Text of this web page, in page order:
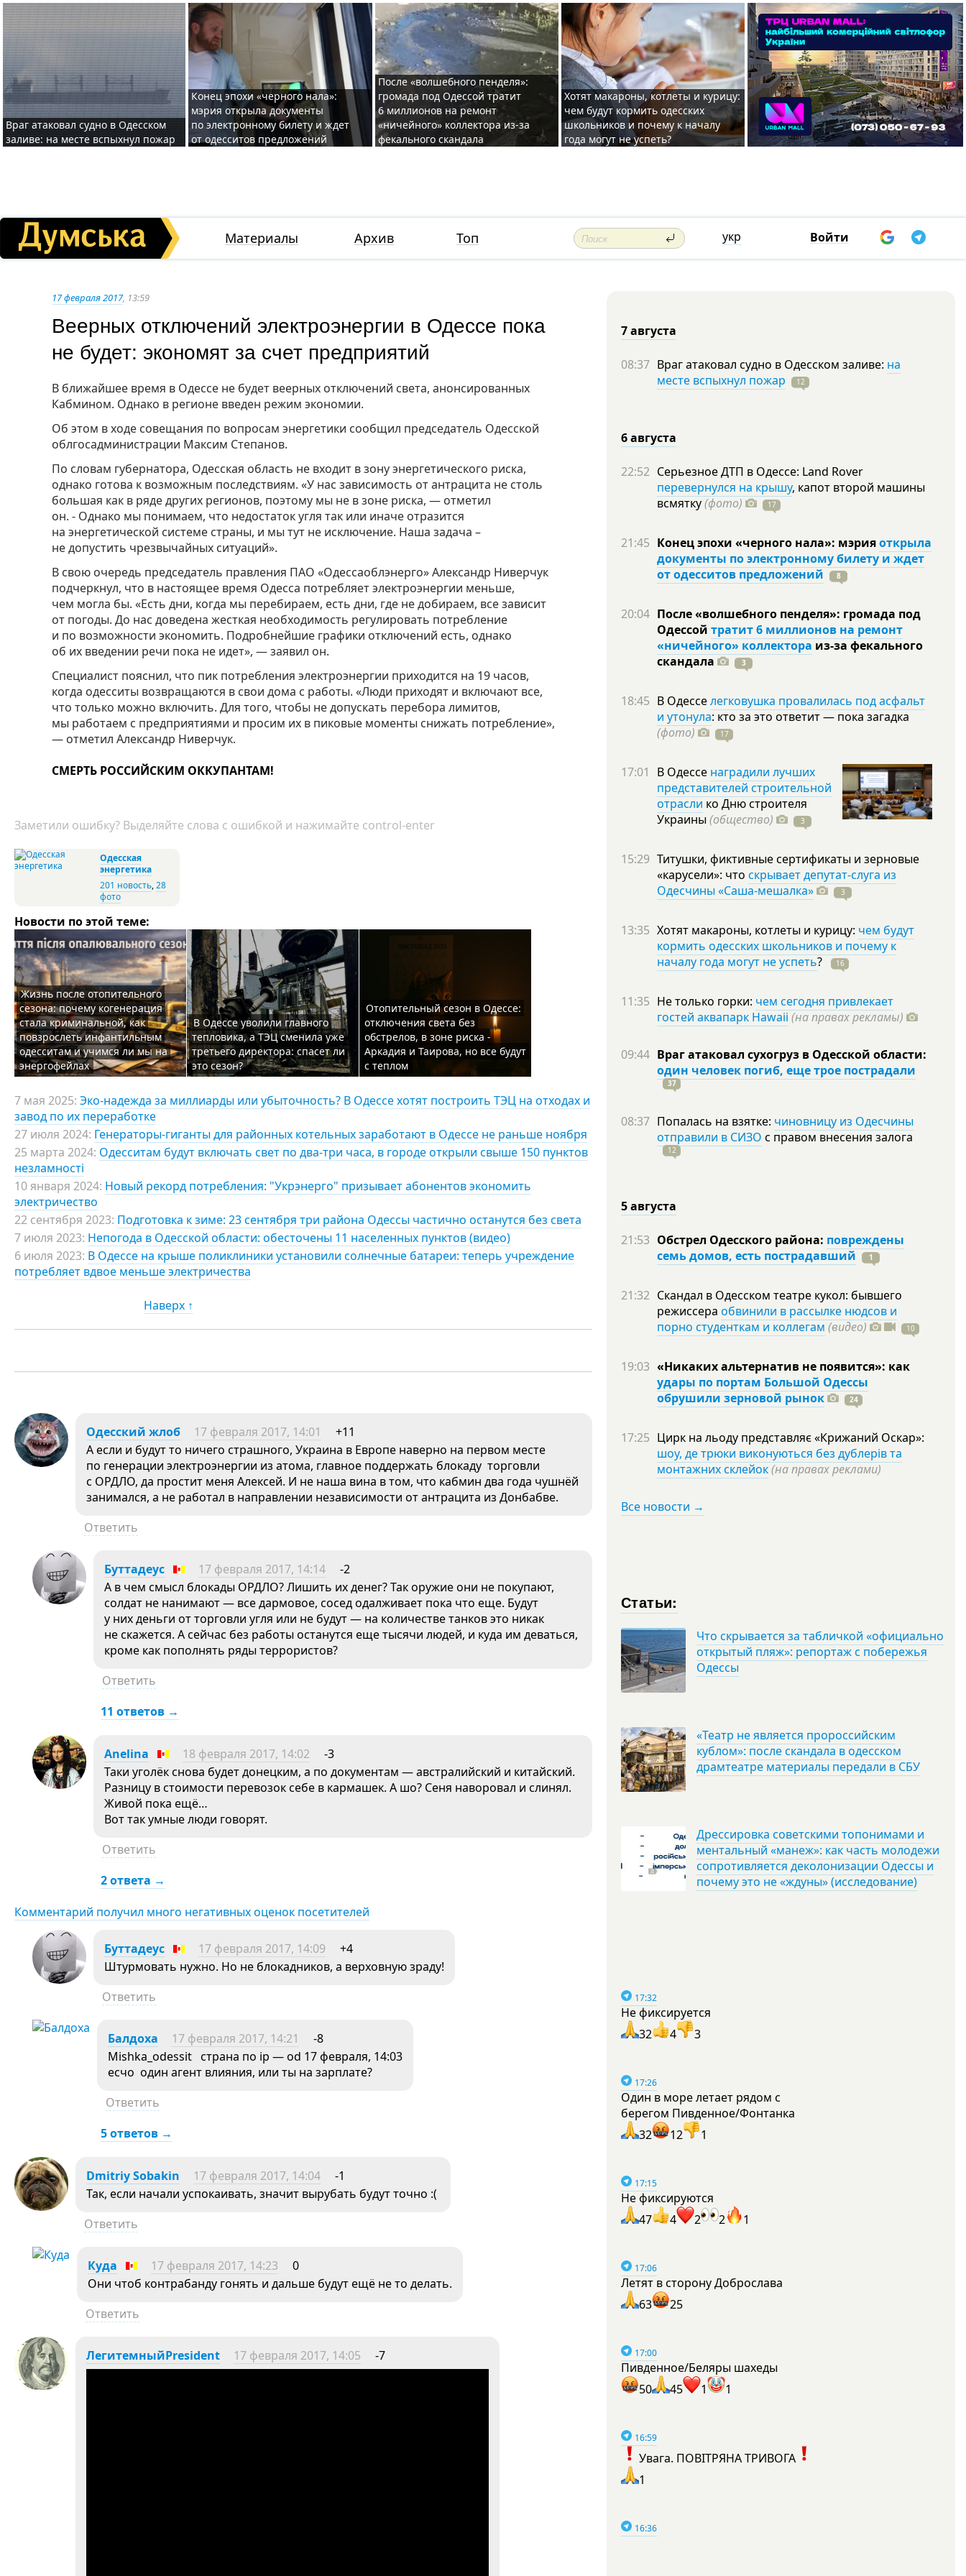
Враг атаковал судно в Одесском
заливе: на месте вспыхнул пожар
Конец эпохи «черного нала»:
мэрия открыла документы
по электронному билету и ждет
от одесситов предложений
После «волшебного пенделя»:
громада под Одессой тратит
6 миллионов на ремонт
«ничейного» коллектора из-за
фекального скандала
Хотят макароны, котлеты и курицу:
чем будут кормить одесских
школьников и почему к началу
года могут не успеть?
Материалы Архив Топ укр Войти
17 февраля 2017, 13:59
Веерных отключений электроэнергии в Одессе пока
не будет: экономят за счет предприятий
В ближайшее время в Одессе не будет веерных отключений света, анонсированных
Кабмином. Однако в регионе введен режим экономии.
Об этом в ходе совещания по вопросам энергетики сообщил председатель Одесской
облгосадминистрации Максим Степанов.
По словам губернатора, Одесская область не входит в зону энергетического риска,
однако готова к возможным последствиям. «У нас зависимость от антрацита не столь
большая как в ряде других регионов, поэтому мы не в зоне риска, — отметил
он. - Однако мы понимаем, что недостаток угля так или иначе отразится
на энергетической системе страны, и мы тут не исключение. Наша задача –
не допустить чрезвычайных ситуаций».
В свою очередь председатель правления ПАО «Одессаоблэнерго» Александр Ниверчук
подчеркнул, что в настоящее время Одесса потребляет электроэнергии меньше,
чем могла бы. «Есть дни, когда мы перебираем, есть дни, где не добираем, все зависит
от погоды. До нас доведена жесткая необходимость регулировать потребление
и по возможности экономить. Подробнейшие графики отключений есть, однако
об их введении речи пока не идет», — заявил он.
Специалист пояснил, что пик потребления электроэнергии приходится на 19 часов,
когда одесситы возвращаются в свои дома с работы. «Люди приходят и включают все,
что только можно включить. Для того, чтобы не допускать перебора лимитов,
мы работаем с предприятиями и просим их в пиковые моменты снижать потребление»,
— отметил Александр Ниверчук.
СМЕРТЬ РОССИЙСКИМ ОККУПАНТАМ!
Заметили ошибку? Выделяйте слова с ошибкой и нажимайте control-enter
Одесская
энергетика
201 новость,28
фото
Новости по этой теме:
Жизнь после отопительного
сезона: почему когенерация
стала криминальной, как
повзрослеть инфантильным
одесситам и учимся ли мы на
энергофейлах
В Одессе уволили главного
тепловика, а ТЭЦ сменила уже
третьего директора: спасет ли
это сезон?
Отопительный сезон в Одессе:
отключения света без
обстрелов, в зоне риска -
Аркадия и Таирова, но все будут
с теплом
7 мая 2025: Эко-надежда за миллиарды или убыточность? В Одессе хотят построить ТЭЦ на отходах и
завод по их переработке
27 июля 2024: Генераторы-гиганты для районных котельных заработают в Одессе не раньше ноября
25 марта 2024: Одесситам будут включать свет по два-три часа, в городе открыли свыше 150 пунктов
незламності
10 января 2024: Новый рекорд потребления: "Укрэнерго" призывает абонентов экономить
электричество
22 сентября 2023: Подготовка к зиме: 23 сентября три района Одессы частично останутся без света
7 июля 2023: Непогода в Одесской области: обесточены 11 населенных пунктов (видео)
6 июля 2023: В Одессе на крыше поликлиники установили солнечные батареи: теперь учреждение
потребляет вдвое меньше электричества
Наверх ↑
Одесский жлоб 17 февраля 2017, 14:01
+11
А если и будут то ничего страшного, Украина в Европе наверно на первом месте
по генерации электроэнергии из атома, главное поддержать блокаду торговли
с ОРДЛО, да простит меня Алексей. И не наша вина в том, что кабмин два года чушнёй
занимался, а не работал в направлении независимости от антрацита из Донбабве.
Ответить
Буттадеус 17 февраля 2017, 14:14
-2
А в чем смысл блокады ОРДЛО? Лишить их денег? Так оружие они не покупают,
солдат не нанимают — все дармовое, сосед одалживает пока что еще. Будут
у них деньги от торговли угля или не будут — на количестве танков это никак
не скажется. А сейчас без работы останутся еще тысячи людей, и куда им деваться,
кроме как пополнять ряды террористов?
Ответить
11 ответов →
Anelina 18 февраля 2017, 14:02
-3
Таки уголёк снова будет донецким, а по документам — австралийский и китайский.
Разницу в стоимости перевозок себе в кармашек. А шо? Сеня наворовал и слинял.
Живой пока ещё…
Вот так умные люди говорят.
Ответить
2 ответа →
Комментарий получил много негативных оценок посетителей
Буттадеус 17 февраля 2017, 14:09
+4
Штурмовать нужно. Но не блокадников, а верховную зраду!
Ответить
Балдоха 17 февраля 2017, 14:21
-8
Mishka_odessit страна по ip — od 17 февраля, 14:03
есчо один агент влияния, или ты на зарплате?
Ответить
5 ответов →
Dmitriy Sobakin 17 февраля 2017, 14:04
-1
Так, если начали успокаивать, значит вырубать будут точно :(
Ответить
Куда 17 февраля 2017, 14:23
0
Они чтоб контрабанду гонять и дальше будут ещё не то делать.
Ответить
ЛегитемныйPresident 17 февраля 2017, 14:05 -7
7 августа
08:37 Враг атаковал судно в Одесском заливе: на
месте вспыхнул пожар
12
6 августа
22:52 Серьезное ДТП в Одессе: Land Rover
перевернулся на крышу, капот второй машины
всмятку(фото) 17
21:45 Конец эпохи «черного нала»: мэрияоткрыла
документы по электронному билету и ждет
от одесситов предложений
8
20:04 После «волшебного пенделя»: громада под
Одессой тратит 6 миллионов на ремонт
«ничейного» коллектора из-за фекального
скандала
3
18:45 В Одесселегковушка провалилась под асфальт
и утонула: кто за это ответит — пока загадка
(фото)
17
17:01 В Одессе наградили лучших
представителей строительной
отрасли ко Дню строителя
Украины (общество) 3
15:29 Титушки, фиктивные сертификаты и зерновые
«карусели»: что скрывает депутат-слуга из
Одесчины «Саша-мешалка»
3
13:35 Хотят макароны, котлеты и курицу: чем будут
кормить одесских школьников и почему к
началу года могут не успеть? 16
11:35 Не только горки: чем сегодня привлекает
гостей аквапарк Hawaii (на правах рекламы)
09:44 Враг атаковал сухогруз в Одесской области:
один человек погиб, еще трое пострадали
37
08:37 Попалась на взятке: чиновницу из Одесчины
отправили в СИЗО с правом внесения залога
12
5 августа
21:53 Обстрел Одесского района: повреждены
семь домов, есть пострадавший
1
21:32 Скандал в Одесском театре кукол: бывшего
режиссера обвинили в рассылке нюдсов и
порно студенткам и коллегам (видео) 10
19:03 «Никаких альтернатив не появится»: как
удары по портам Большой Одессы
обрушили зерновой рынок
24
17:25 Цирк на льоду представляє «Крижаний Оскар»:
шоу, де трюки виконуються без дублерів та
монтажних склейок(на правах реклами)
Все новости →
Статьи:
Что скрывается за табличкой «официально
открытый пляж»: репортаж с побережья
Одессы
«Театр не является пророссийским
кублом»: после скандала в одесском
драмтеатре материалы передали в СБУ
Дрессировка советскими топонимами и
ментальный «манеж»: как часть молодежи
сопротивляется деколонизации Одессы и
почему это не «ждуны» (исследование)
17:32
Не фиксируется
32
4 3
17:26
Один в море летает рядом с
берегом Пивденное/Фонтанка
32
12 1
17:15
Не фиксируются
47
4 2 2 1
17:06
Летят в сторону Доброслава
63
25
17:00
Пивденное/Беляры шахеды
50
45 1 1
16:59
Увага. ПОВІТРЯНА ТРИВОГА
1
16:36